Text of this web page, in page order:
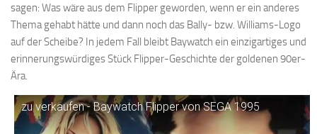
sagen: Was wäre aus dem Flipper geworden, wenn er ein anderes
Thema gehabt hätte und dann noch das Bally- bzw. Williams-Logo
auf der Scheibe? In jedem Fall bleibt Baywatch ein einzigartiges und
erinnerungswürdiges Stück Flipper-Geschichte der goldenen 90er-
Ära.
zu verkaufen - Baywatch Flipper von SEGA 1995